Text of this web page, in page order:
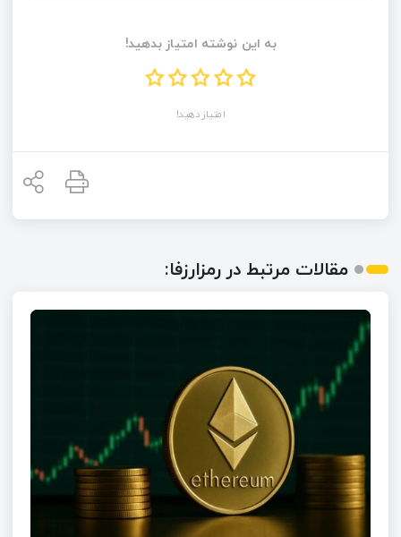
به این نوشته امتیاز بدهید!
امتیاز دهید!
مقالات مرتبط در رمزارزفا: